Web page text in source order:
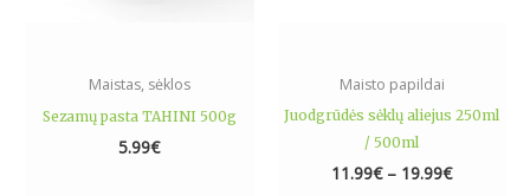
Maistas, sėklos
Sezamų pasta TAHINI 500g
5.99€
Maisto papildai
Juodgrūdės sėklų aliejus 250ml
/ 500ml
11.99€ – 19.99€
product
page